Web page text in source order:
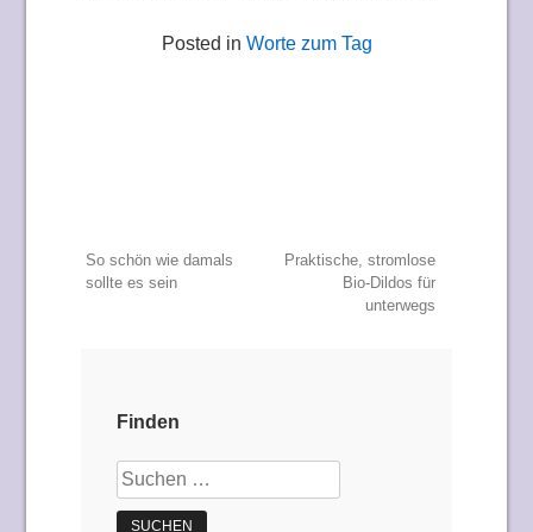
Posted in Worte zum Tag
Beitragsnavigation
So schön wie damals
sollte es sein
Praktische, stromlose
Bio-Dildos für
unterwegs
Finden
Suchen
nach: